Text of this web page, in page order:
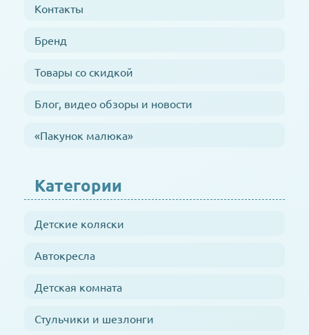
Контакты
Бренд
Товары со скидкой
Блог, видео обзоры и новости
«Пакунок малюка»
Категории
Детские коляски
Автокресла
Детская комната
Стульчики и шезлонги